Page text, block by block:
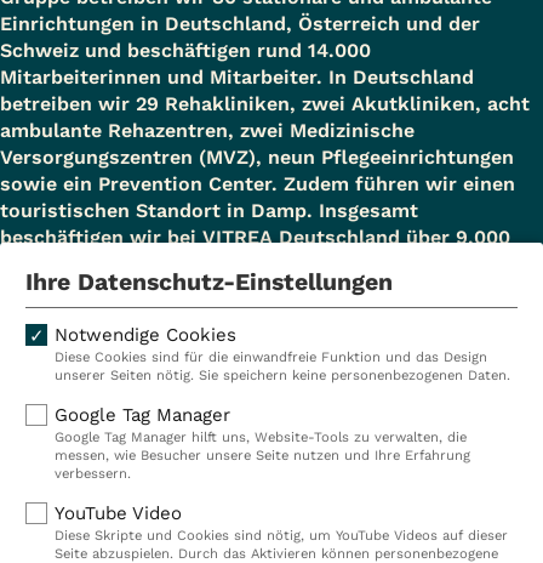
Einrichtungen in Deutschland, Österreich und der
Schweiz und beschäftigen rund 14.000
Mitarbeiterinnen und Mitarbeiter. In Deutschland
betreiben wir 29 Rehakliniken, zwei Akutkliniken, acht
ambulante Rehazentren, zwei Medizinische
Versorgungszentren (MVZ), neun Pflegeeinrichtungen
sowie ein Prevention Center. Zudem führen wir einen
touristischen Standort in Damp. Insgesamt
beschäftigen wir bei VITREA Deutschland über 9.000
Kliniken
Ambulant
Reha
Prävention
Karriere
VITREA Deutschland
Ihre Datenschutz-Einstellungen
Notwendige Cookies
Diese Cookies sind für die einwandfreie Funktion und das Design
unserer Seiten nötig. Sie speichern keine personenbezogenen Daten.
Google Tag Manager
Google Tag Manager hilft uns, Website-Tools zu verwalten, die
messen, wie Besucher unsere Seite nutzen und Ihre Erfahrung
verbessern.
YouTube Video
Diese Skripte und Cookies sind nötig, um YouTube Videos auf dieser
Seite abzuspielen. Durch das Aktivieren können personenbezogene